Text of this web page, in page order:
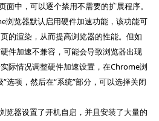
面中，可以逐个禁用不需要的扩展程序。
浏览器默认启用硬件加速功能，该功能可
的渲染，从而提高浏览器的性能。但如
件加速不兼容，可能会导致浏览器出现
际情况调整硬件加速设置，在Chrome浏
选项，然后在“系统”部分，可以选择关闭
览器设置了开机自启，并且安装了大量的